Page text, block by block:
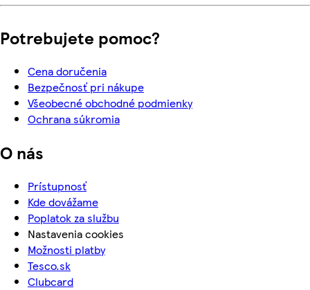
Potrebujete pomoc?
Cena doručenia
Bezpečnosť pri nákupe
Všeobecné obchodné podmienky
Ochrana súkromia
O nás
Prístupnosť
Kde dovážame
Poplatok za službu
Nastavenia cookies
Možnosti platby
Tesco.sk
Clubcard